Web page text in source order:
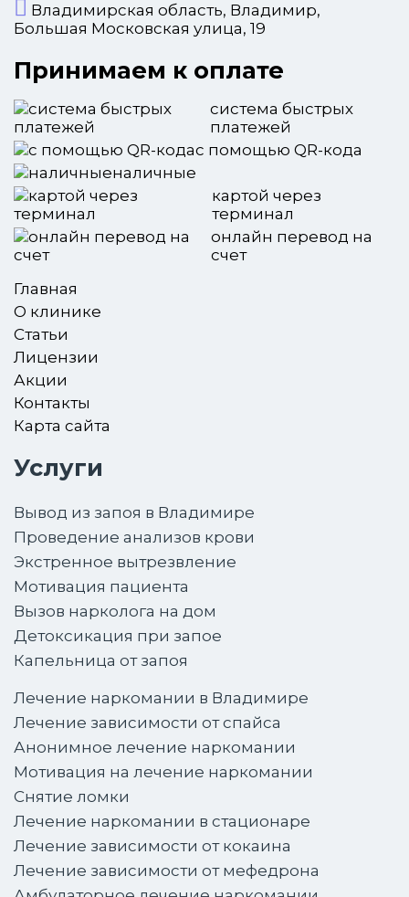
Владимирская область, Владимир,
Большая Московская улица, 19
Принимаем к оплате
система быстрых
платежей
с помощью QR-кода
наличные
картой через
терминал
онлайн перевод на
счет
Главная
О клинике
Статьи
Лицензии
Акции
Контакты
Карта сайта
Услуги
Вывод из запоя в Владимире
Проведение анализов крови
Экстренное вытрезвление
Мотивация пациента
Вызов нарколога на дом
Детоксикация при запое
Капельница от запоя
Лечение наркомании в Владимире
Лечение зависимости от спайса
Анонимное лечение наркомании
Мотивация на лечение наркомании
Снятие ломки
Лечение наркомании в стационаре
Лечение зависимости от кокаина
Лечение зависимости от мефедрона